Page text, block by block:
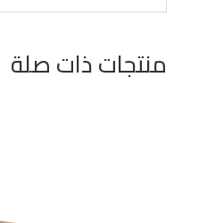
منتجات ذات صلة